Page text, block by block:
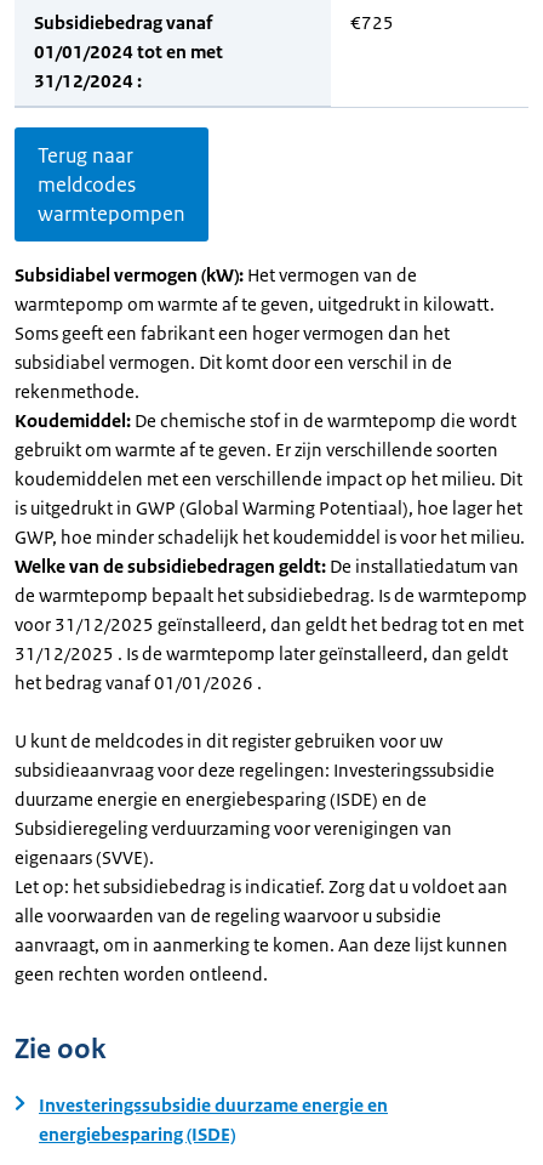
Subsidiebedrag vanaf
01/01/2024 tot en met
31/12/2024 :
€725
Terug naar
meldcodes
warmtepompen
Subsidiabel vermogen (kW): Het vermogen van de
warmtepomp om warmte af te geven, uitgedrukt in kilowatt.
Soms geeft een fabrikant een hoger vermogen dan het
subsidiabel vermogen. Dit komt door een verschil in de
rekenmethode.
Koudemiddel: De chemische stof in de warmtepomp die wordt
gebruikt om warmte af te geven. Er zijn verschillende soorten
koudemiddelen met een verschillende impact op het milieu. Dit
is uitgedrukt in GWP (Global Warming Potentiaal), hoe lager het
GWP, hoe minder schadelijk het koudemiddel is voor het milieu.
Welke van de subsidiebedragen geldt: De installatiedatum van
de warmtepomp bepaalt het subsidiebedrag. Is de warmtepomp
voor 31/12/2025 geïnstalleerd, dan geldt het bedrag tot en met
31/12/2025 . Is de warmtepomp later geïnstalleerd, dan geldt
het bedrag vanaf 01/01/2026 .
U kunt de meldcodes in dit register gebruiken voor uw
subsidieaanvraag voor deze regelingen: Investeringssubsidie
duurzame energie en energiebesparing (ISDE) en de
Subsidieregeling verduurzaming voor verenigingen van
eigenaars (SVVE).
Let op: het subsidiebedrag is indicatief. Zorg dat u voldoet aan
alle voorwaarden van de regeling waarvoor u subsidie
aanvraagt, om in aanmerking te komen. Aan deze lijst kunnen
geen rechten worden ontleend.
Zie ook
Investeringssubsidie duurzame energie en
energiebesparing (ISDE)